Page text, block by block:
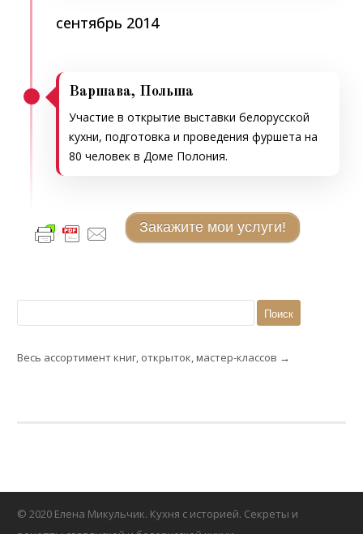
Варшава, Польша
Участие в открытие выставки белорусской
кухни, подготовка и проведения фуршета на
80 человек в Доме Полония.
сентябрь 2014
Закажите мои услуги!
Весь ассортимент книг, открыток, мастер-классов →
© 2020 Елена Микульчик. Кухня с историей. Секреты и